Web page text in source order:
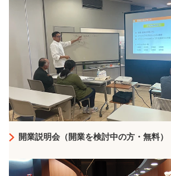
開業説明会（開業を検討中の方・無料）